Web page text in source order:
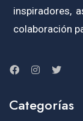
inspiradores,
colaboración
Categorías